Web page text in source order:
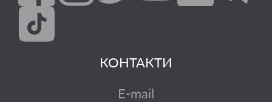
КОНТАКТИ
E-mail